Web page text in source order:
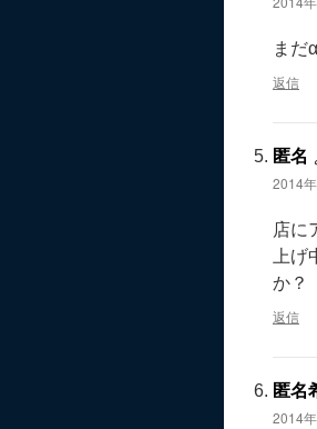
まだ
返信
匿名
2014
店に
上
か？
返信
匿名
2014